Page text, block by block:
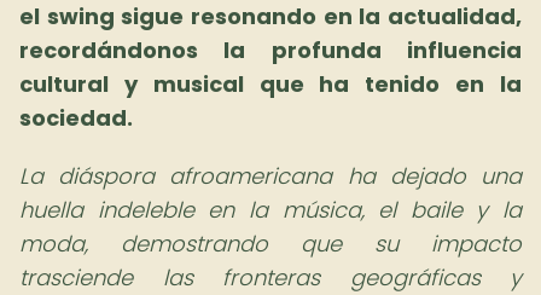
el swing sigue resonando en la actualidad,
recordándonos la profunda influencia
cultural y musical que ha tenido en la
sociedad.
La diáspora afroamericana ha dejado una
huella indeleble en la música, el baile y la
moda, demostrando que su impacto
trasciende las fronteras geográficas y